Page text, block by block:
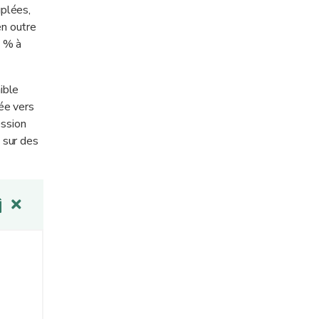
outre
à
vers
des